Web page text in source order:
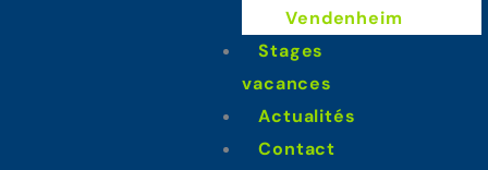
Vendenheim
Stages
vacances
Actualités
Contact
Contact Stages